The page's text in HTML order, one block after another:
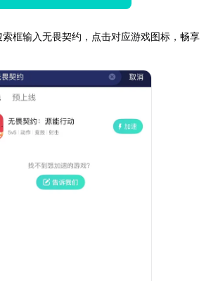
框输入无畏契约，点击对应游戏图标，畅享